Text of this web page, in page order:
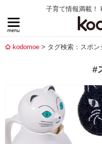
子育て情報満載！
kodomoe タグ検索：スポン
#